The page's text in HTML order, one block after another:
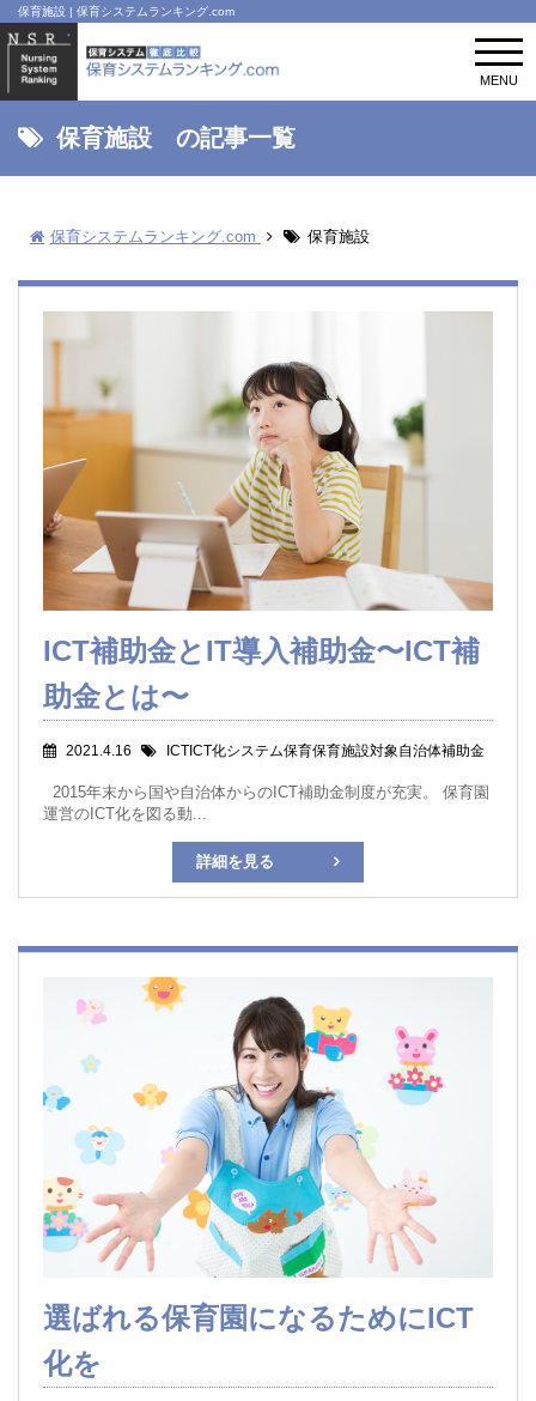
保育施設 | 保育システムランキング.com
t
o
g
n
a
MENU
保育施設 の記事一覧
保育システムランキング.com 保育施設
ICT補助金とIT導入補助金〜ICT補
助金とは〜
2021.4.16 ICTICT化システム保育保育施設対象自治体補助金
2015年末から国や自治体からのICT補助金制度が充実。 保育園
運営のICT化を図る動...
詳細を見る
選ばれる保育園になるためにICT
化を